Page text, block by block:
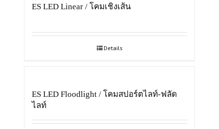
ES LED Linear / โคมเชิงเส้น
Details
ES LED Floodlight / โคมสปอร์ตไลท์-ฟลัด
ไลท์